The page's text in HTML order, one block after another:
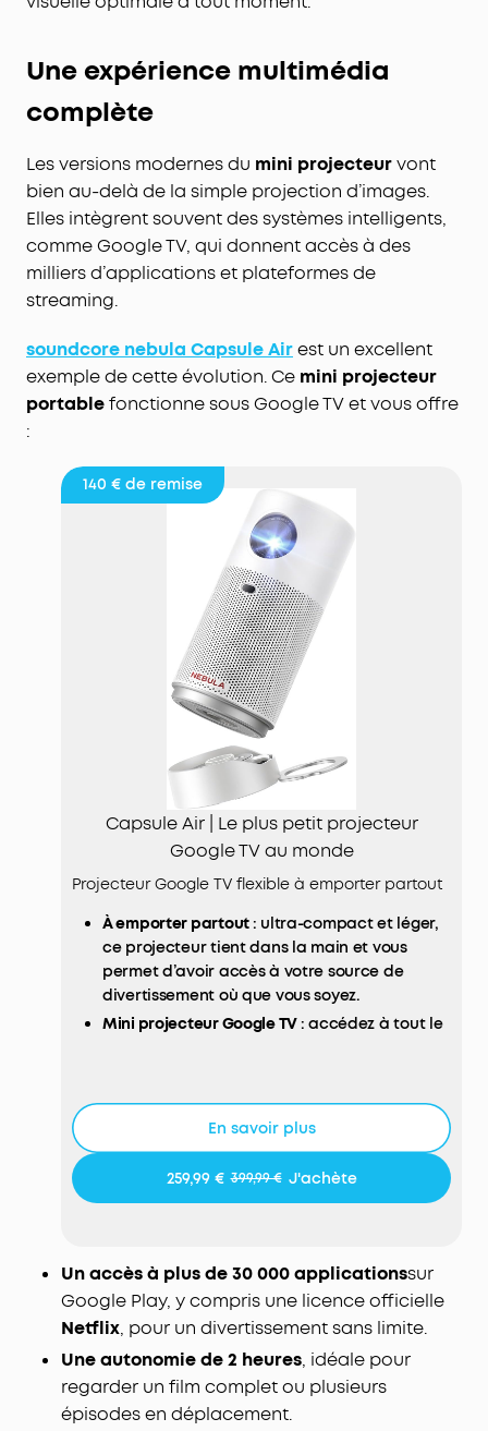
Une expérience multimédia
complète
Les versions modernes du mini projecteurvont
bien au-delà de la simple projection d’images.
Elles intègrent souvent des systèmes intelligents,
comme Google TV, qui donnent accès à des
milliers d’applications et plateformes de
streaming.
soundcore nebula Capsule Airest un excellent
exemple de cette évolution. Ce mini projecteur
portablefonctionne sous Google TV et vous offre
:
140 € de remise
Capsule Air | Le plus petit projecteur
Google TV au monde
Projecteur Google TV flexible à emporter partout
À emporter partout : ultra-compact et léger,
ce projecteur tient dans la main et vous
permet d’avoir accès à votre source de
divertissement où que vous soyez.
Mini projecteur Google TV : accédez à tout le
2 heures d'autonomie: regardez un film
complet ou plusieurs épisodes de votre série
préférée, où que vous soyez, grâce à la
projecteur ou de le fixer au mur, vous
permettant de visionner votre contenu dans
la situation la plus confortable.
: l'écran 720p
avec une luminosité de 150 lumens ANSI rend
les couleurs de vos films éclatantes, pour une
véritable expérience immersive
En savoir plus
259,99 € 399,99 € J'achète
Un accès à plus de 30 000 applicationssur
Google Play, y compris une licence officielle
Netflix, pour un divertissement sans limite.
Une autonomie de 2 heures, idéale pour
regarder un film complet ou plusieurs
épisodes en déplacement.